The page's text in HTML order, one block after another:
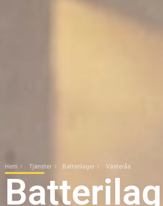
Hem Tjänster Batterilager Västerås